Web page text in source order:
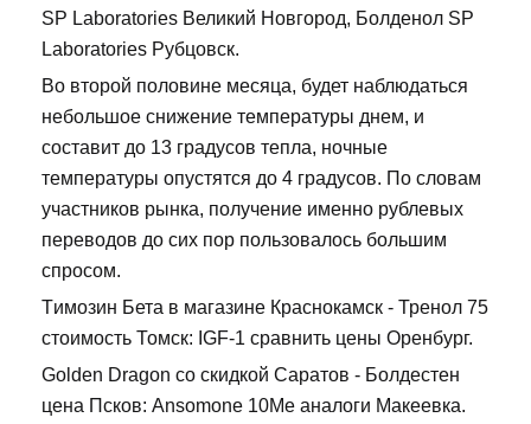
SP Laboratories Великий Новгород, Болденол SP
Laboratories Рубцовск.
Во второй половине месяца, будет наблюдаться
небольшое снижение температуры днем, и
составит до 13 градусов тепла, ночные
температуры опустятся до 4 градусов. По словам
участников рынка, получение именно рублевых
переводов до сих пор пользовалось большим
спросом.
Tимозин Бета в магазине Краснокамск - Тренол 75
стоимость Томск: IGF-1 сравнить цены Оренбург.
Golden Dragon со скидкой Саратов - Болдестен
цена Псков: Ansomone 10Me аналоги Макеевка.